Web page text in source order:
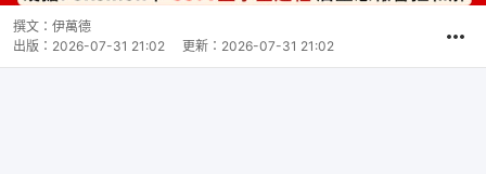
撰文： 伊萬德
出版： 2026-07-31 21:02 更新： 2026-07-31 21:02